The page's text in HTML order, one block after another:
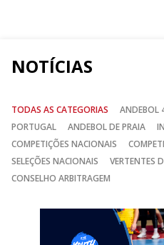
NOTÍCIAS
TODAS AS CATEGORIAS ANDEBOL
PORTUGAL
ANDEBOL DE PRAIA
COMPETIÇÕES NACIONAIS
SELEÇÕES NACIONAIS
VERTENTES
CONSELHO ARBITRAGEM